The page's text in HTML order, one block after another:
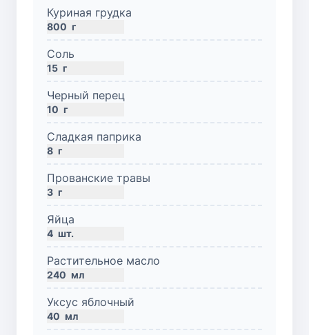
Куриная грудка
800 г
Соль
15 г
Черный перец
10 г
Сладкая паприка
8 г
Прованские травы
3 г
Яйца
4 шт.
Растительное масло
240 мл
Уксус яблочный
40 мл